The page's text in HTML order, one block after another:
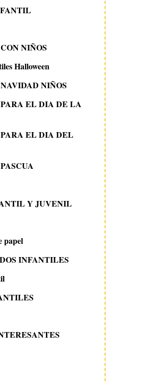
NIÑOS
Halloween
NIÑOS
EL DIA DE LA
EL DIA DEL
Y JUVENIL
papel
INFANTILES